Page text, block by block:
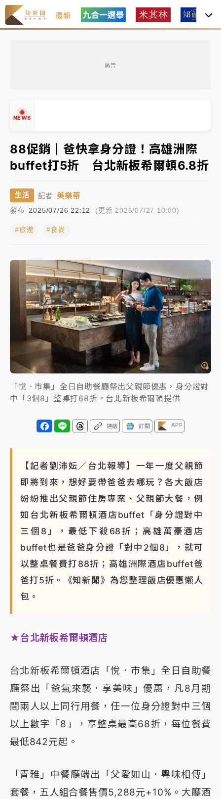
最新
廣告
NEWS
有片｜
連根拔起
中颱白海豚風雨來了！中部以北防豪雨 今晚、明天影
響最劇烈
白海豚逼近！北市水門只出不進 未移置車輛最高罰
油價持續凍漲！ 中油宣布下周一汽柴油價格維持不變
有片｜ 白海豚暴風圈逼近！新北淡水赫見龍捲風 榕樹
連根拔起
中颱白海豚風雨來了！中部以北防豪雨 今晚、明天影
響最劇烈
白海豚逼近！北市水門只出不進 未移置車輛最高罰
4800＋拖吊費
88促銷｜爸快拿身分證！高雄洲際
buffet打5折 台北新板希爾頓6.8折
生活 記者 美樂蒂
發布 2025/07/26 22:12 (更新 2025/07/27 10:00)
#旅遊 #食尚
「悅．市集」全日自助餐廳祭出父親節優惠，身分證對
中「3個8」整桌打68折。台北新板希爾頓提供
連結 訂閱 APP
【記者劉沛妘／台北報導】一年一度父親節
即將到來，想好要帶爸爸去哪玩？各大飯店
紛紛推出父親節住房專案、父親節大餐，例
如台北新板希爾頓酒店buffet「身分證對中
三個8」，最低下殺68折；高雄萬豪酒店
buffet也是爸爸身分證「對中2個8」，就可
以整桌餐費打88折；高雄洲際酒店buffet爸
爸打5折。《知新聞》為您整理飯店優惠懶人
包。
★台北新板希爾頓酒店
台北新板希爾頓酒店「悅．市集」全日自助餐
廳祭出「爸氣來襲．享美味」優惠，凡8月期
間兩人以上同行用餐，任一位身分證對中三個
以上數字「8」，享整桌最高68折，每位餐費
最低842元起。
「青雅」中餐廳端出「父愛如山．粵味相傳」
套餐，五人組合餐售價5,288元+10%。大廳酒